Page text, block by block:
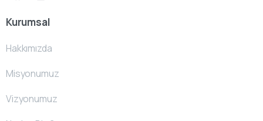
Kurumsal
Hakkımızda
Misyonumuz
Vizyonumuz